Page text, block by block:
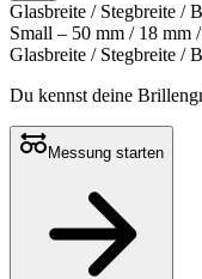
Glasbreite / Stegbreite /
Small – 50 mm / 18 mm
Glasbreite / Stegbreite /
Du kennst deine
Messung starten